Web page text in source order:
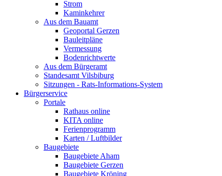
Strom
Kaminkehrer
Aus dem Bauamt
Geoportal Gerzen
Bauleitpläne
Vermessung
Bodenrichtwerte
Aus dem Bürgeramt
Standesamt Vilsbiburg
Sitzungen - Rats-Informations-System
Bürgerservice
Portale
Rathaus online
KITA online
Ferienprogramm
Karten / Luftbilder
Baugebiete
Baugebiete Aham
Baugebiete Gerzen
Baugebiete Kröning